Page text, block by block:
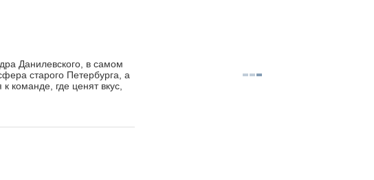
Данилевского, в самом
старого Петербурга, а
команде, где ценят вкус,